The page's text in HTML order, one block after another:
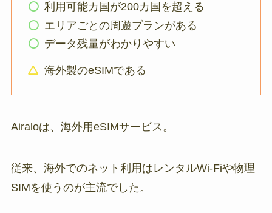
利用可能カ国が200カ国を超える
エリアごとの周遊プランがある
データ残量がわかりやすい
海外製のeSIMである
Airaloは、海外用eSIMサービス。
従来、海外でのネット利用はレンタルWi-Fiや物理
SIMを使うのが主流でした。